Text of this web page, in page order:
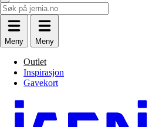
Meny Meny
Outlet
Inspirasjon
Gavekort